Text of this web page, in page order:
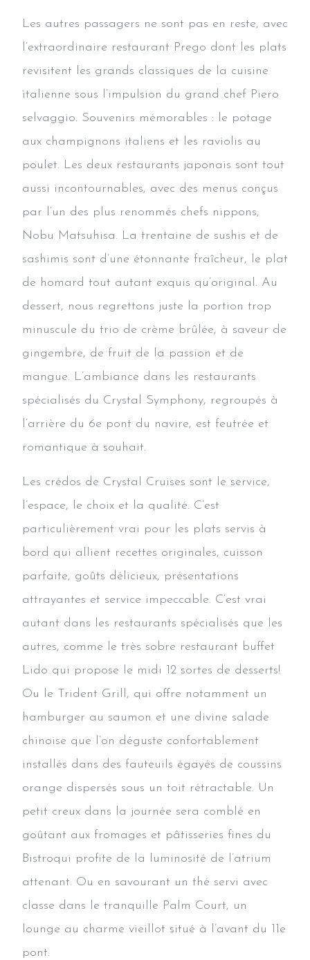
Les autres passagers ne sont pas en reste, avec
l’extraordinaire restaurant Prego dont les plats
revisitent les grands classiques de la cuisine
italienne sous l’impulsion du grand chef Piero
selvaggio. Souvenirs mémorables : le potage
aux champignons italiens et les raviolis au
poulet. Les deux restaurants japonais sont tout
aussi incontournables, avec des menus conçus
par l’un des plus renommés chefs nippons,
Nobu Matsuhisa. La trentaine de sushis et de
sashimis sont d’une étonnante fraîcheur, le plat
de homard tout autant exquis qu’original. Au
dessert, nous regrettons juste la portion trop
minuscule du trio de crème brûlée, à saveur de
gingembre, de fruit de la passion et de
mangue. L’ambiance dans les restaurants
spécialisés du Crystal Symphony, regroupés à
l’arrière du 6e pont du navire, est feutrée et
romantique à souhait.
Les crédos de Crystal Cruises sont le service,
l’espace, le choix et la qualité. C’est
particulièrement vrai pour les plats servis à
bord qui allient recettes originales, cuisson
parfaite, goûts délicieux, présentations
attrayantes et service impeccable. C’est vrai
autant dans les restaurants spécialisés que les
autres, comme le très sobre restaurant buffet
Lido qui propose le midi 12 sortes de desserts!
Ou le Trident Grill, qui offre notamment un
hamburger au saumon et une divine salade
chinoise que l’on déguste confortablement
installés dans des fauteuils égayés de coussins
orange dispersés sous un toit rétractable. Un
petit creux dans la journée sera comblé en
goûtant aux fromages et pâtisseries fines du
Bistroqui profite de la luminosité de l’atrium
attenant. Ou en savourant un thé servi avec
classe dans le tranquille Palm Court, un
lounge au charme vieillot situé à l’avant du 11e
pont.